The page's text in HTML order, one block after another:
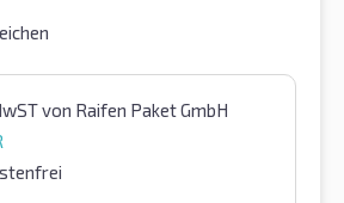
von Raifen Paket GmbH